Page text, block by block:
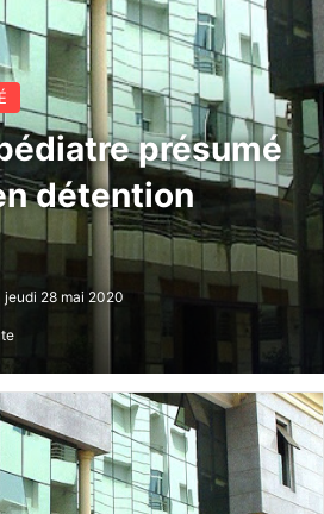
présumé
détention
jeudi 28 mai 2020